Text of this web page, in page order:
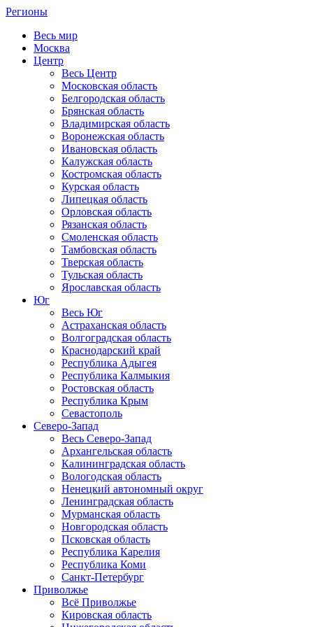
Регионы
Весь мир
Москва
Центр
Весь Центр
Московская область
Белгородская область
Брянская область
Владимирская область
Воронежская область
Ивановская область
Калужская область
Костромская область
Курская область
Липецкая область
Орловская область
Рязанская область
Смоленская область
Тамбовская область
Тверская область
Тульская область
Ярославская область
Юг
Весь Юг
Астраханская область
Волгоградская область
Краснодарский край
Республика Адыгея
Республика Калмыкия
Ростовская область
Республика Крым
Севастополь
Северо-Запад
Весь Северо-Запад
Архангельская область
Калининградская область
Вологодская область
Ненецкий автономный округ
Ленинградская область
Мурманская область
Новгородская область
Псковская область
Республика Карелия
Республика Коми
Санкт-Петербург
Приволжье
Всё Приволжье
Кировская область